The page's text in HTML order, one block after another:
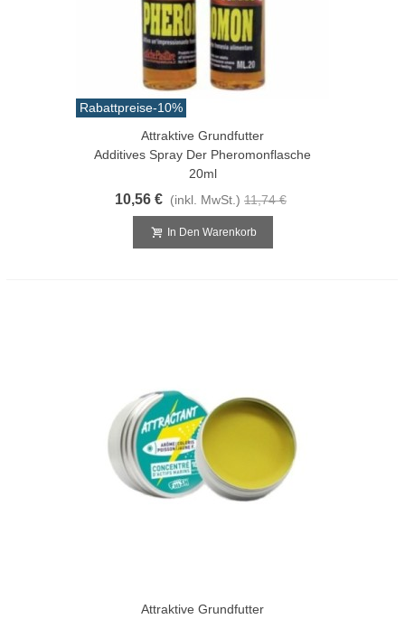
Rabattpreise-10%
Attraktive Grundfutter
Additives Spray Der Pheromonflasche
20ml
10,56 € (inkl. MwSt.) 11,74 €
In Den Warenkorb
Attraktive Grundfutter